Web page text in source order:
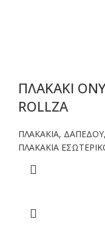
ΠΛΑΚΑΚΙ
ROLLZA
ΠΛΑΚΑΚΙΑ, ΔΑΠΕΔΟΥ,
ΠΛΑΚΑΚΙΑ